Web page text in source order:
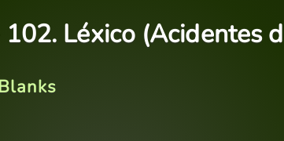
Léxico (Acidentes